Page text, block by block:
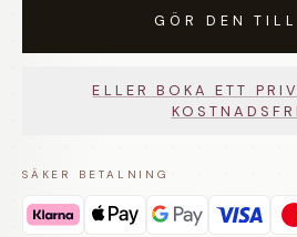
GÖR DEN
ELLER BOKA ETT
SÄKER BETALNING